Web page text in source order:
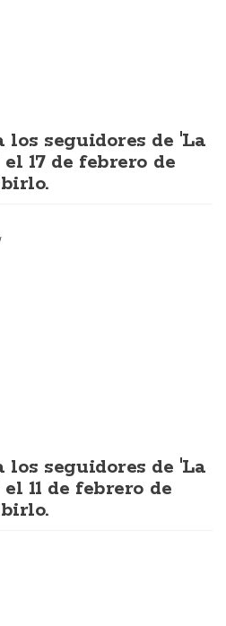
seguidores de 'La
17 de febrero de
seguidores de 'La
11 de febrero de